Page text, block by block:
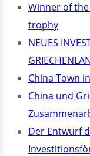
Winner of the
trophy
NEUES
China Town
China und
Der Entwurf